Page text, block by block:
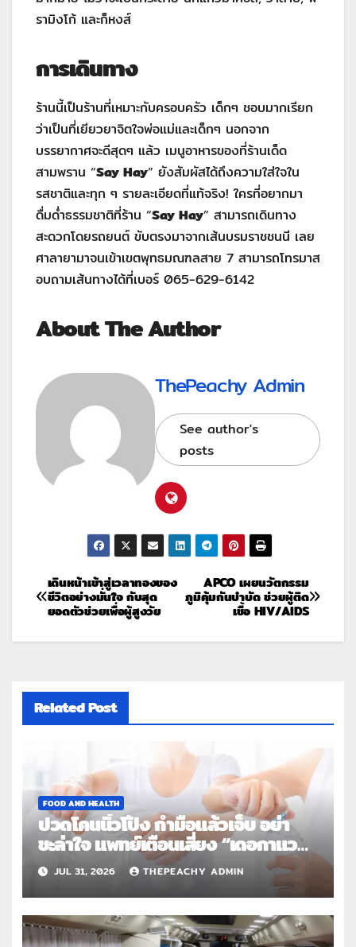
รามิงโก้ และก็หงส์
การเดินทาง
ร้านนี้เป็นร้านที่เหมาะกับครอบครัว เด็กๆ ชอบมากเรียก
ว่าเป็นที่เยียวยาจิตใจพ่อแม่และเด็กๆ นอกจาก
บรรยากาศจะดีสุดๆ แล้ว เมนูอาหารของที่ร้านเด็ด
สามพราน “Say Hay” ยังสัมผัสได้ถึงความใส่ใจใน
รสชาติและทุก ๆ รายละเอียดที่แท้จริง! ใครที่อยากมา
ดื่มด่ำธรรมชาติที่ร้าน “Say Hay” สามารถเดินทาง
สะดวกโดยรถยนต์ ขับตรงมาจากเส้นบรมราชชนนี เลย
ศาลายามาจนเข้าเขตพุทธมณฑลสาย 7 สามารถโทรมาส
อบถามเส้นทางได้ที่เบอร์ 065-629-6142
About The Author
ThePeachy Admin
See author's
posts
APCO เผยนวัตกรรม
ภูมิคุ้มกันบำบัด ช่วยผู้ติด
เชื้อ HIV/AIDS
เดินหน้าเข้าสู่เวลาทองของ
ชีวิตอย่างมั่นใจ กับสุด
ยอดตัวช่วยเพื่อผู้สูงวัย
Related Post
FOOD AND HEALTH
ปวดโคนนิ้วโป้ง กำมือแล้วเจ็บ อย่า
ชะล่าใจ แพทย์เตือนเสี่ยง “เดอกาแวง”
โรคปลอกหุ้มเอ็นอักเสบจากการใช้งาน
ซ้ำJUL 31, 2026 THEPEACHY ADMIN